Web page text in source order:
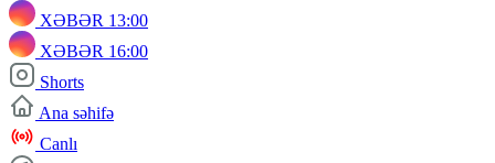
XƏBƏR 13:00
XƏBƏR 16:00
Shorts
Ana səhifə
Canlı